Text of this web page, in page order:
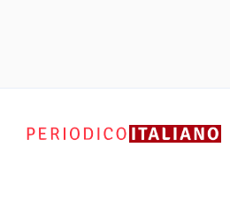
contenuto